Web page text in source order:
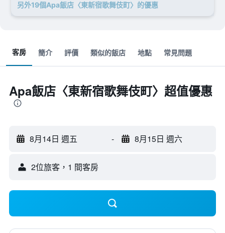
另外19個Apa飯店〈東新宿歌舞伎町〉​的優惠
客房 簡介 評價 類似的飯店 地點 常見問題
Apa飯店〈東新宿歌舞伎町〉超值優惠
8月14日 週五 - 8月15日 週六
2位旅客，1 間客房